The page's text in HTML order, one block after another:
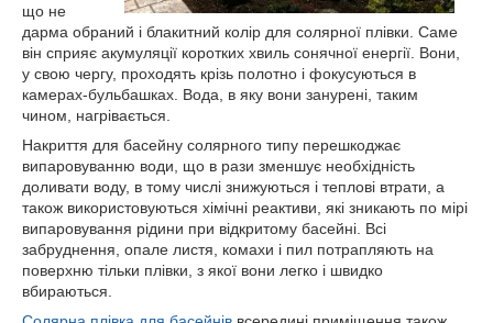
що не
дарма обраний і блакитний колір для солярної плівки. Саме
він сприяє акумуляції коротких хвиль сонячної енергії. Вони,
у свою чергу, проходять крізь полотно і фокусуються в
камерах-бульбашках. Вода, в яку вони занурені, таким
чином, нагрівається.
Накриття для басейну солярного типу перешкоджає
випаровуванню води, що в рази зменшує необхідність
доливати воду, в тому числі знижуються і теплові втрати, а
також використовуються хімічні реактиви, які зникають по мірі
випаровування рідини при відкритому басейні. Всі
забруднення, опале листя, комахи і пил потрапляють на
поверхню тільки плівки, з якої вони легко і швидко
вбираються.